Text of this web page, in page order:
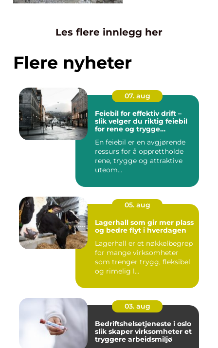
Les flere innlegg her
Flere nyheter
07. aug
Feiebil for effektiv drift –
slik velger du riktig feiebil
for rene og trygge
En feiebil er en avgjørende
ressurs for å opprettholde
rene, trygge og attraktive
uteom...
05. aug
Lagerhall som gir mer plass
og bedre flyt i hverdagen
Lagerhall er et nøkkelbegrep
for mange virksomheter
som trenger trygg, fleksibel
og rimelig l...
03. aug
Bedriftshelsetjeneste i oslo
slik skaper virksomheter et
tryggere arbeidsmiljø